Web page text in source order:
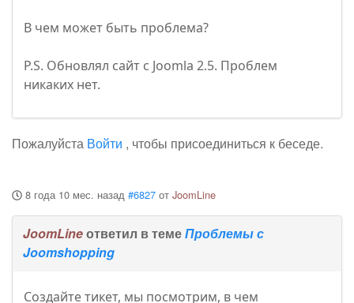
В чем может быть проблема?
P.S. Обновлял сайт с Joomla 2.5. Проблем
никаких нет.
Пожалуйста Войти , чтобы присоединиться к беседе.
8 года 10 мес. назад #6827 от JoomLine
JoomLineответил в темеПроблемы с
Joomshopping
Создайте тикет, мы посмотрим, в чем